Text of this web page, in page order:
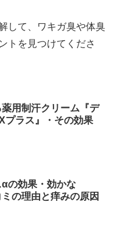
して、ワキガ臭や体臭
トを見つけてくださ
用制汗クリーム『デ
プラス』・その効果
の効果・効かな
の理由と痒みの原因